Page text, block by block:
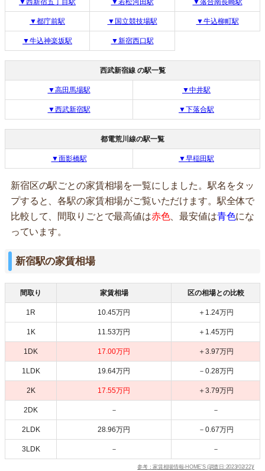
▼西新宿五丁目駅 ▼若松河田駅 ▼落合南長崎駅
▼都庁前駅 ▼国立競技場駅 ▼牛込柳町駅
▼牛込神楽坂駅 ▼新宿西口駅
西武新宿線 の駅一覧
▼高田馬場駅 ▼中井駅
▼西武新宿駅 ▼下落合駅
都電荒川線の駅一覧
▼面影橋駅 ▼早稲田駅
新宿区の駅ごとの家賃相場を一覧にしました。駅名をタッ
プすると、各駅の家賃相場がご覧いただけます。駅全体で
比較して、間取りごとで最高値は赤色、最安値は青色にな
っています。
新宿駅の家賃相場
間取り 家賃相場 区の相場との比較
1R 10.45万円 ＋1.24万円
1K 11.53万円 ＋1.45万円
1DK 17.00万円 ＋3.97万円
1LDK 19.64万円 －0.28万円
2K 17.55万円 ＋3.79万円
2DK － －
2LDK 28.96万円 －0.67万円
3LDK － －
参考：家賃相場情報-HOME’S (調査日:2023/02/22)/